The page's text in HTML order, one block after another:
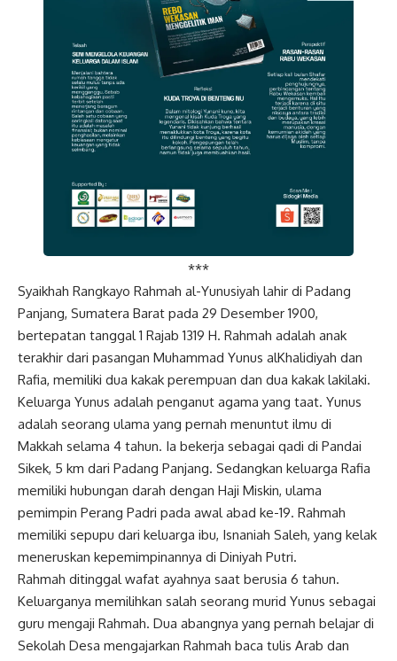
***
Syaikhah Rangkayo Rahmah al-Yunusiyah lahir di Padang
Panjang, Sumatera Barat pada 29 Desember 1900,
bertepatan tanggal 1 Rajab 1319 H. Rahmah adalah anak
terakhir dari pasangan Muhammad Yunus alKhalidiyah dan
Rafia, memiliki dua kakak perempuan dan dua kakak lakilaki.
Keluarga Yunus adalah penganut agama yang taat. Yunus
adalah seorang ulama yang pernah menuntut ilmu di
Makkah selama 4 tahun. Ia bekerja sebagai qadi di Pandai
Sikek, 5 km dari Padang Panjang. Sedangkan keluarga Rafia
memiliki hubungan darah dengan Haji Miskin, ulama
pemimpin Perang Padri pada awal abad ke-19. Rahmah
memiliki sepupu dari keluarga ibu, Isnaniah Saleh, yang kelak
meneruskan kepemimpinannya di Diniyah Putri.
Rahmah ditinggal wafat ayahnya saat berusia 6 tahun.
Keluarganya memilihkan salah seorang murid Yunus sebagai
guru mengaji Rahmah. Dua abangnya yang pernah belajar di
Sekolah Desa mengajarkan Rahmah baca tulis Arab dan